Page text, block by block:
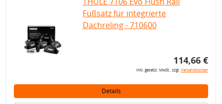
Fußsatz für integrierte
Dachreling - 710600
114,66 €
inkl. gesetzl. MwSt., zzgl.Versandkosten
Details